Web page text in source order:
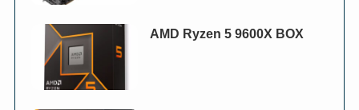
AMD Ryzen 5 9600X BOX